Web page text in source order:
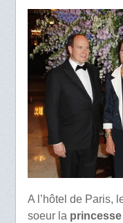
A l’hôtel de Paris,
soeur la